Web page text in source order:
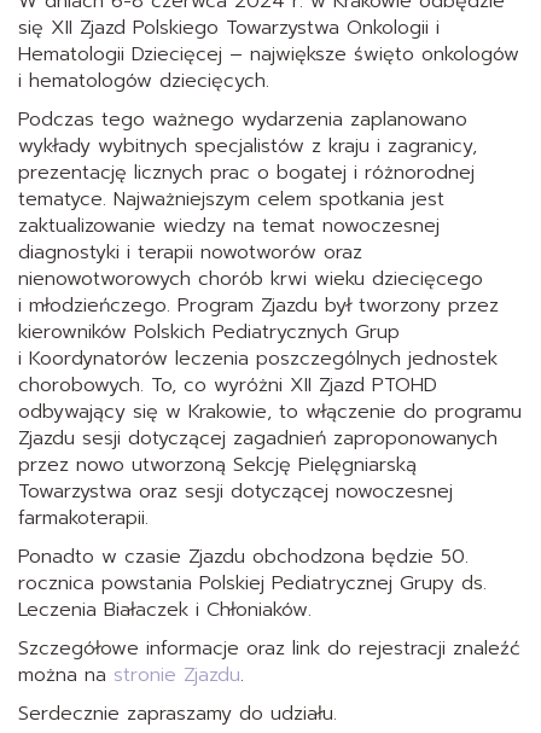
się XII Zjazd Polskiego Towarzystwa Onkologii i
Hematologii Dziecięcej – największe święto onkologów
i hematologów dziecięcych.
Podczas tego ważnego wydarzenia zaplanowano
wykłady wybitnych specjalistów z kraju i zagranicy,
prezentację licznych prac o bogatej i różnorodnej
tematyce. Najważniejszym celem spotkania jest
zaktualizowanie wiedzy na temat nowoczesnej
diagnostyki i terapii nowotworów oraz
nienowotworowych chorób krwi wieku dziecięcego
i młodzieńczego. Program Zjazdu był tworzony przez
kierowników Polskich Pediatrycznych Grup
i Koordynatorów leczenia poszczególnych jednostek
chorobowych. To, co wyróżni XII Zjazd PTOHD
odbywający się w Krakowie, to włączenie do programu
Zjazdu sesji dotyczącej zagadnień zaproponowanych
przez nowo utworzoną Sekcję Pielęgniarską
Towarzystwa oraz sesji dotyczącej nowoczesnej
farmakoterapii.
Ponadto w czasie Zjazdu obchodzona będzie 50.
rocznica powstania Polskiej Pediatrycznej Grupy ds.
Leczenia Białaczek i Chłoniaków.
Szczegółowe informacje oraz link do rejestracji znaleźć
można na stronie Zjazdu.
Serdecznie zapraszamy do udziału.